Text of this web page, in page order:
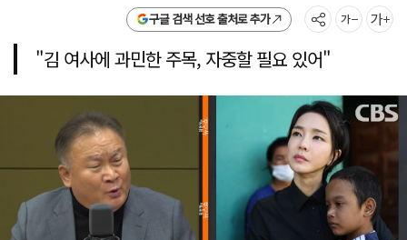
구글 검색 선호 출처로 추가
"김 여사에 과민한 주목, 자중할 필요 있어"